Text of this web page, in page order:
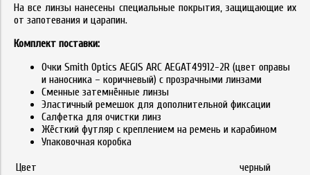
На все линзы нанесены специальные покрытия, защищающие их
от запотевания и царапин.
Комплект поставки:
Очки Smith Optics AEGIS ARC AEGAT49912-2R (цвет оправы
и наносника – коричневый) с прозрачными линзами
Сменные затемнённые линзы
Эластичный ремешок для дополнительной фиксации
Салфетка для очистки линз
Жёсткий футляр с креплением на ремень и карабином
Упаковочная коробка
Цвет
черный